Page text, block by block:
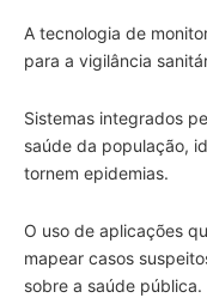
A tecnologia de
para a vigilância
Sistemas integrados
saúde da população,
tornem epidemias.
O uso de aplicações
mapear casos
sobre a saúde pública.